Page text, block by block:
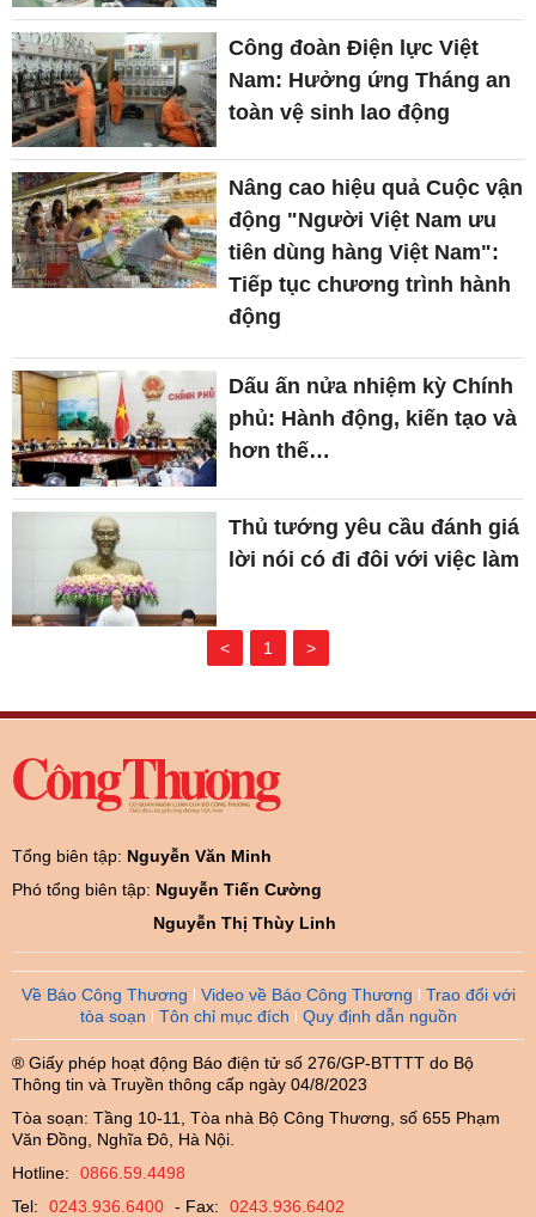
Công đoàn Điện lực Việt
Nam: Hưởng ứng Tháng an
toàn vệ sinh lao động
Nâng cao hiệu quả Cuộc vận
động "Người Việt Nam ưu
tiên dùng hàng Việt Nam":
Tiếp tục chương trình hành
động
Dấu ấn nửa nhiệm kỳ Chính
phủ: Hành động, kiến tạo và
hơn thế…
Thủ tướng yêu cầu đánh giá
lời nói có đi đôi với việc làm
< 1 >
Tổng biên tập: Nguyễn Văn Minh
Phó tổng biên tập: Nguyễn Tiến Cường
Nguyễn Thị Thùy Linh
Về Báo Công Thương Video về Báo Công Thương
Trao đổi với
tòa soạn
Tôn chỉ mục đích Quy định dẫn nguồn
® Giấy phép hoạt động Báo điện tử số 276/GP-BTTTT do Bộ
Thông tin và Truyền thông cấp ngày 04/8/2023
Tòa soạn: Tầng 10-11, Tòa nhà Bộ Công Thương, số 655 Phạm
Văn Đồng, Nghĩa Đô, Hà Nội.
Hotline:
0866.59.4498
Tel:
0243.936.6400 - Fax: 0243.936.6402